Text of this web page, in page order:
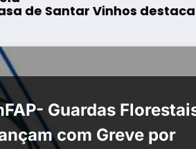
Vinhos destaca três
Guardas
com Greve por